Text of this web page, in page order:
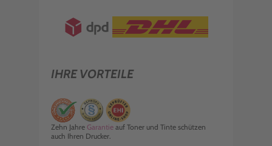
IHRE VORTEILE
Zehn Jahre Garantie auf Toner und Tinte schützen
auch Ihren Drucker.